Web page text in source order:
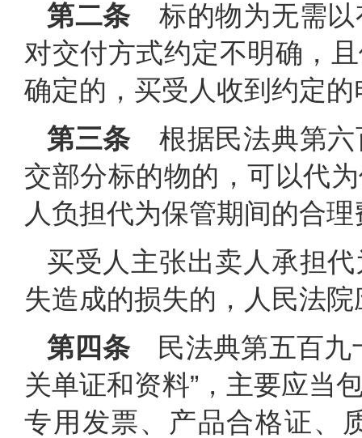
第二条 标的物为无需以
对交付方式约定不明确，
确定的，买受人收到约定
第三条 根据民法典第六
交部分标的物的，可以代
人负担代为保管期间的合
买受人主张出卖人承担
失造成的损失的，人民法
第四条民法典第五百九
关单证和资料”，主要应当
专用发票、产品合格证、